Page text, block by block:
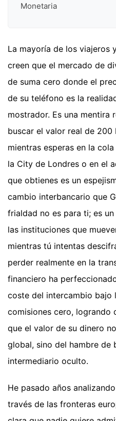
Monetaria
La mayoría de los viajeros
creen que el mercado de
de suma cero donde el
de su teléfono es la
mostrador. Es una mentira
buscar el valor real de 200
mientras esperas en la
la City de Londres o en el
que obtienes es un
cambio interbancario que
frialdad no es para ti; es
las instituciones que
mientras tú intentas
perder realmente en la
financiero ha
coste del intercambio bajo
comisiones cero, logrando
que el valor de su dinero
global, sino del hambre de
intermediario oculto.
He pasado años
través de las fronteras